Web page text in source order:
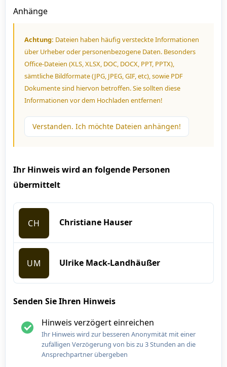
Anhänge
Achtung: Dateien haben häufig versteckte Informationen
über Urheber oder personenbezogene Daten. Besonders
Office-Dateien (XLS, XLSX, DOC, DOCX, PPT, PPTX),
sämtliche Bildformate (JPG, JPEG, GIF, etc), sowie PDF
Dokumente sind hiervon betroffen. Sie sollten diese
Informationen vor dem Hochladen entfernen!
Verstanden. Ich möchte Dateien anhängen!
Ihr Hinweis wird an folgende Personen
übermittelt
CH Christiane Hauser
UM Ulrike Mack-Landhäußer
Senden Sie Ihren Hinweis
Hinweis verzögert einreichen
Ihr Hinweis wird zur besseren Anonymität mit einer
zufälligen Verzögerung von bis zu 3 Stunden an die
Ansprechpartner übergeben